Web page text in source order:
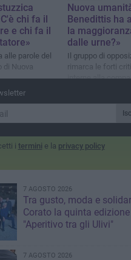
chi fa il
e chi fa il
alle parole del
di Nuova
Nuova
Benedittis ha
la
dalle urne?»
Il gruppo di
rimarca le forti
interne alla
i termini e la privacy policy
7 AGOSTO 2026
Tra gusto, moda e
Corato la quinta
"Aperitivo tra gli Ulivi"
7 AGOSTO 2026